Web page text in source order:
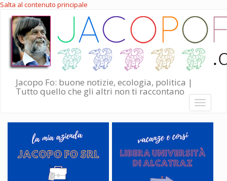
Salta al contenuto principale
Jacopo Fo: buone notizie, ecologia, politica |
Tutto quello che gli altri non ti raccontano
Toggle